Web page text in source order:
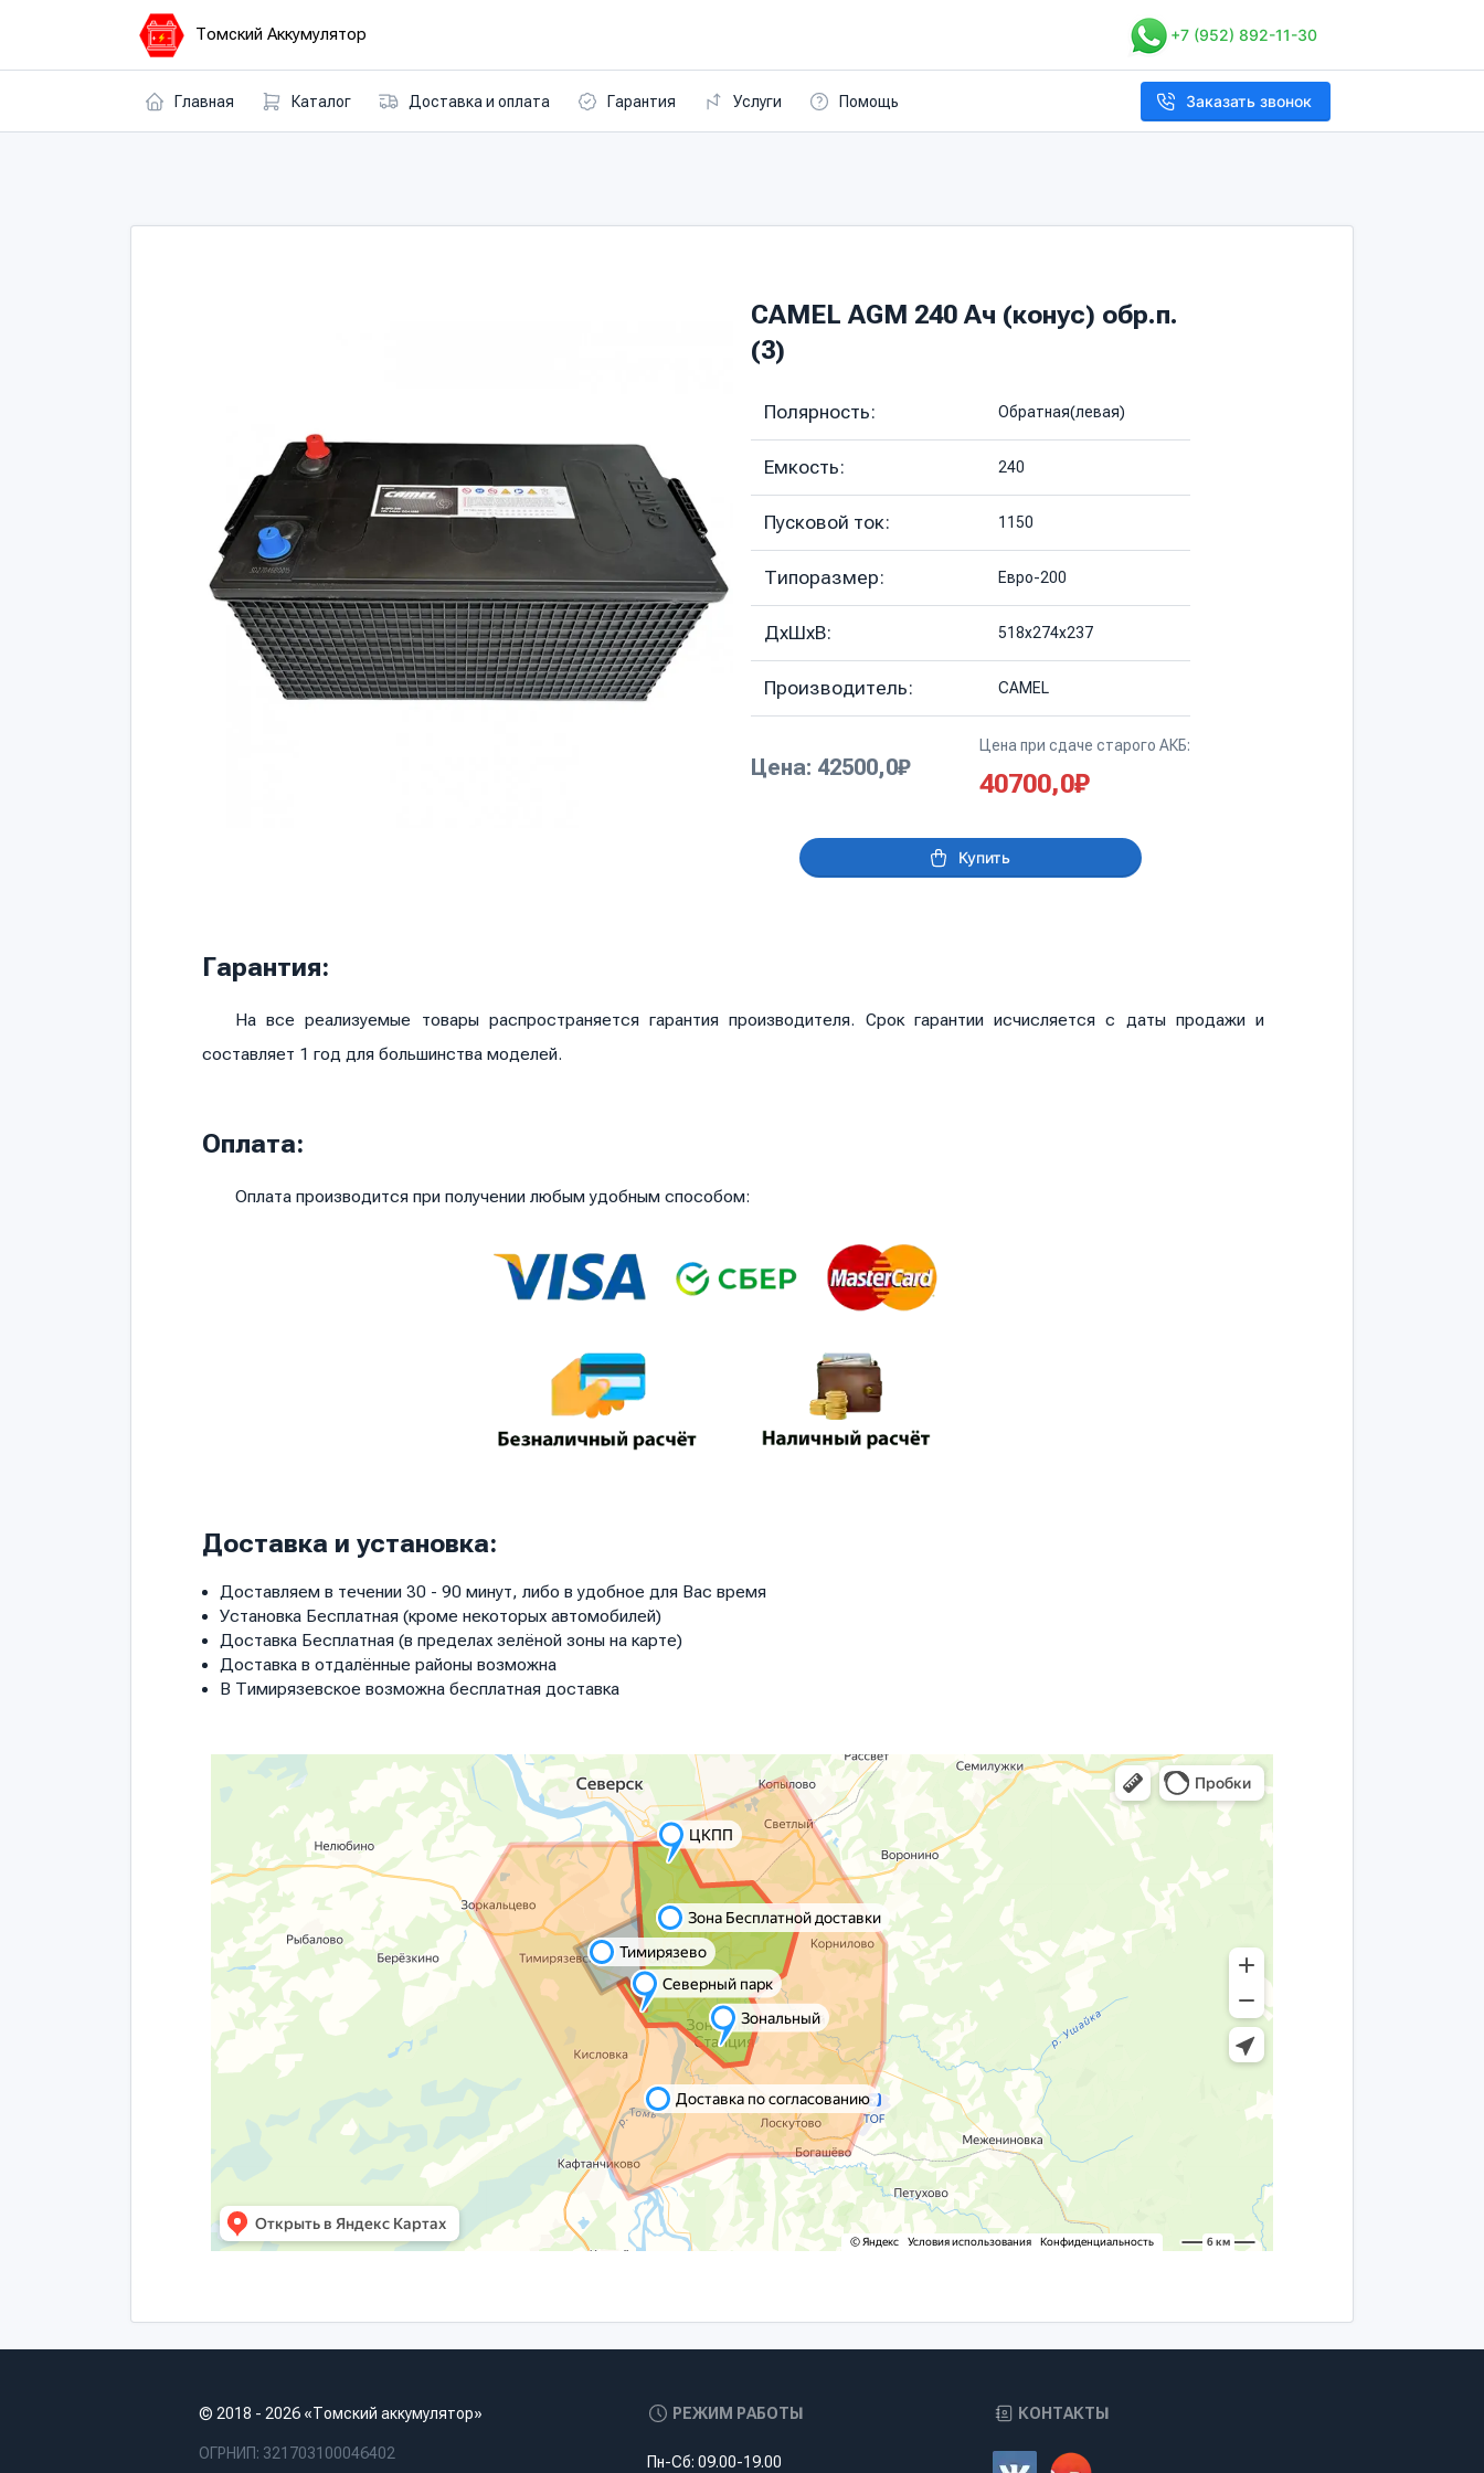
Томский Аккумулятор +7 (952) 892-11-30
Главная Каталог Доставка и оплата Гарантия Услуги Помощь Заказать звонок
CAMEL AGM 240 Ач (конус) обр.п.
(3)
Полярность: Обратная(левая)
Емкость: 240
Пусковой ток: 1150
Типоразмер: Евро-200
ДхШхВ: 518х274х237
Производитель: CAMEL
Цена: 42500,0₽
Цена при сдаче старого АКБ:
40700,0₽
Купить
Гарантия:
На все реализуемые товары распространяется гарантия производителя. Срок гарантии исчисляется с даты продажи и
составляет 1 год для большинства моделей.
Оплата:
Оплата производится при получении любым удобным способом:
Доставка и установка:
Доставляем в течении 30 - 90 минут, либо в удобное для Вас время
Установка Бесплатная (кроме некоторых автомобилей)
Доставка Бесплатная (в пределах зелёной зоны на карте)
Доставка в отдалённые районы возможна
В Тимирязевское возможна бесплатная доставка
© 2018 - 2026 «Томский аккумулятор»
ОГРНИП: 321703100046402
РЕЖИМ РАБОТЫ
Пн-Сб: 09.00-19.00
КОНТАКТЫ